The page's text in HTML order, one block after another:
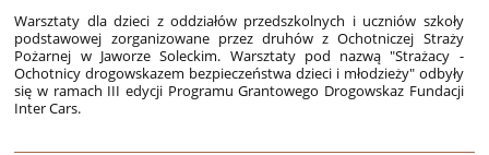
Warsztaty dla dzieci z oddziałów przedszkolnych i uczniów szkoły
podstawowej zorganizowane przezdruhów z Ochotniczej Straży
Pożarnej w Jaworze Soleckim. Warsztaty pod nazwą "Strażacy -
Ochotnicy drogowskazem bezpieczeństwa dzieci i młodzieży" odbyły
się w ramach III edycji Programu Grantowego Drogowskaz Fundacji
Inter Cars.